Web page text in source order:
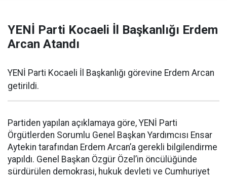
YENİ Parti Kocaeli İl Başkanlığı Erdem
Arcan Atandı
YENİ Parti Kocaeli İl Başkanlığı görevine Erdem Arcan
getirildi.
Partiden yapılan açıklamaya göre, YENİ Parti
Örgütlerden Sorumlu Genel Başkan Yardımcısı Ensar
Aytekin tarafından Erdem Arcan’a gerekli bilgilendirme
yapıldı. Genel Başkan Özgür Özel’in öncülüğünde
sürdürülen demokrasi, hukuk devleti ve Cumhuriyet